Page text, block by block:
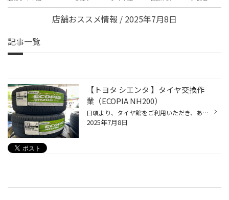
店舗おススメ情報 / 2025年7月8日
記事一覧
【トヨタ シエンタ 】タイヤ交換作
業（ECOPIA NH200）
日頃より、タイヤ館をご利用いただき、ありがとうございます。 さて、当店と同じチェーン店の近隣タイヤ館店舗で作業いたしましたタイヤ交換作業をご紹介します。 （WEB掲載をご快諾いただきましたお客様！大変感謝しております。 いつもご愛顧いただき誠にありがとうございます！！） おクルマ：ト...
2025年7月8日